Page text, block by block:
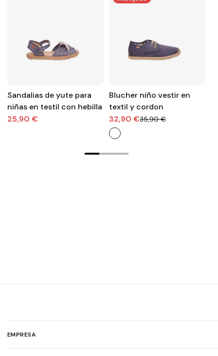
Sandalias de yute para
niñas en testil con hebilla
25,90 €
Blucher niño vestir en
textil y cordon
32,90 €35,90 €
EMPRESA